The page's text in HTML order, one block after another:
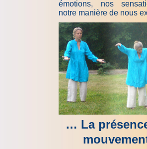
émotions, nos
notre manière de nous
… La